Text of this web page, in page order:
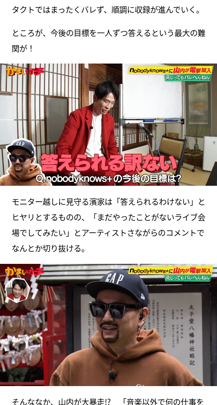
タクトではまったくバレず、順調に収録が進んでいく。
ところが、今後の目標を一人ずつ答えるという最大の難
関が！
モニター越しに見守る濱家は「答えられるわけない」と
ヒヤリとするものの、「まだやったことがないライブ会
場でしてみたい」とアーティストさながらのコメントで
なんとか切り抜ける。
そんななか、山内が大暴走!? 「音楽以外で何の仕事を